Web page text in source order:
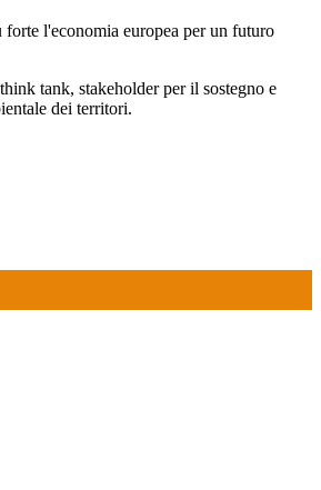
l'economia europea per un futuro
tank, stakeholder per il sostegno e
dei territori.